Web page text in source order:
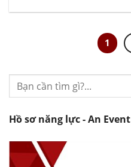
1
Hồ sơ năng lực - An Event